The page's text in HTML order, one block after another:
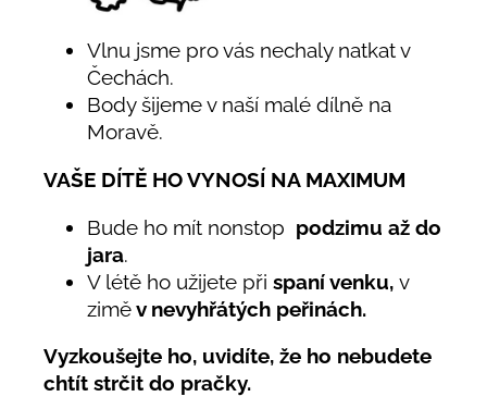
Vlnu jsme pro vás nechaly natkat v
Čechách.
Body šijeme v naší malé dílně na
Moravě.
VAŠE DÍTĚ HO VYNOSÍ NA MAXIMUM
Bude ho mít nonstop podzimu až do
jara.
V létě ho užijete při spaní venku, v
ziměv nevyhřátých peřinách.
Vyzkoušejte ho, uvidíte, že ho nebudete
chtít strčit do pračky.